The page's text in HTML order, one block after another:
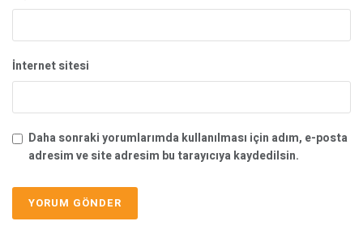
İnternet sitesi
Daha sonraki yorumlarımda kullanılması için adım, e-posta
adresim ve site adresim bu tarayıcıya kaydedilsin.